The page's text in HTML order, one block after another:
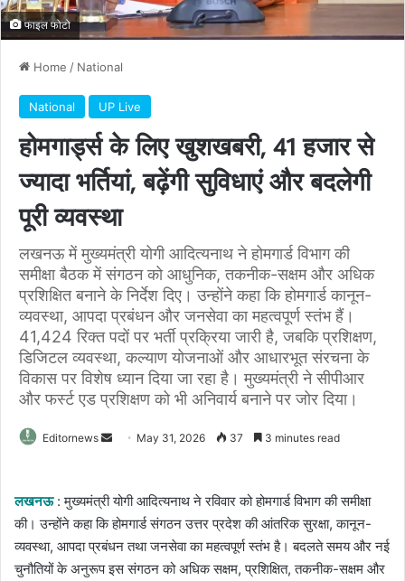
फाइल फोटो
Home / National
National UP Live
होमगार्ड्स के लिए खुशखबरी, 41 हजार से
ज्यादा भर्तियां, बढ़ेंगी सुविधाएं और बदलेगी
पूरी व्यवस्था
लखनऊ में मुख्यमंत्री योगी आदित्यनाथ ने होमगार्ड विभाग की
समीक्षा बैठक में संगठन को आधुनिक, तकनीक-सक्षम और अधिक
प्रशिक्षित बनाने के निर्देश दिए। उन्होंने कहा कि होमगार्ड कानून-
व्यवस्था, आपदा प्रबंधन और जनसेवा का महत्वपूर्ण स्तंभ हैं।
41,424 रिक्त पदों पर भर्ती प्रक्रिया जारी है, जबकि प्रशिक्षण,
डिजिटल व्यवस्था, कल्याण योजनाओं और आधारभूत संरचना के
विकास पर विशेष ध्यान दिया जा रहा है। मुख्यमंत्री ने सीपीआर
और फर्स्ट एड प्रशिक्षण को भी अनिवार्य बनाने पर जोर दिया।
Editornews
Send May 31, 2026 37 3 minutes read
लखनऊ : मुख्यमंत्री योगी आदित्यनाथ ने रविवार को होमगार्ड विभाग की समीक्षा
की। उन्होंने कहा कि होमगार्ड संगठन उत्तर प्रदेश की आंतरिक सुरक्षा, कानून-
व्यवस्था, आपदा प्रबंधन तथा जनसेवा का महत्वपूर्ण स्तंभ है। बदलते समय और नई
चुनौतियों के अनुरूप इस संगठन को अधिक सक्षम, प्रशिक्षित, तकनीक-सक्षम और